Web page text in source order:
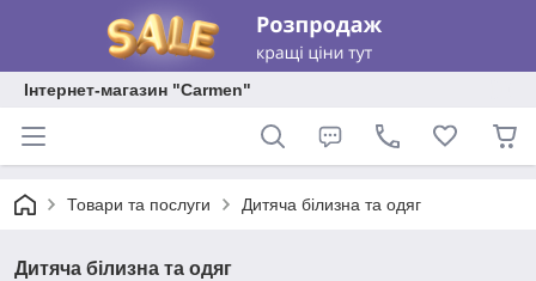
Інтернет-магазин "Carmen"
Товари та послуги Дитяча білизна та одяг
Дитяча білизна та одяг